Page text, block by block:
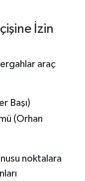
İzin
araç
Başı)
(Orhan
noktalara